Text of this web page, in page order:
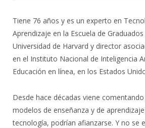
Tiene 76 años y es un experto en
Aprendizaje en la Escuela de
Universidad de Harvard y director
en el Instituto Nacional de Inteligencia
Educación en línea, en los Estados
Desde hace décadas viene
modelos de enseñanza y de
tecnología, podrían afianzarse. Y no se